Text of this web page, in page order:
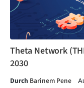
Theta Network
2030
Durch Barinem Pene